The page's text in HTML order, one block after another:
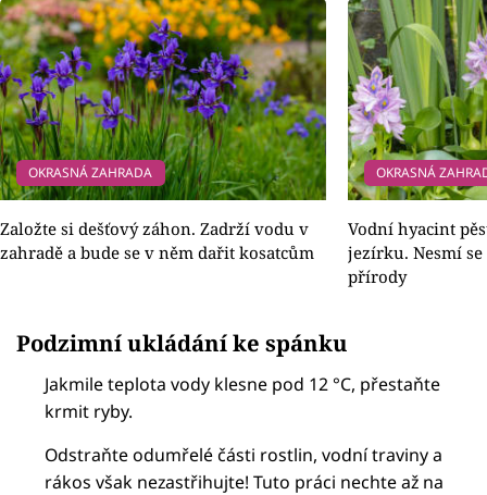
OKRASNÁ ZAHRADA
Založte si dešťový záhon. Zadrží vodu v
zahradě a bude se v něm dařit kosatcům
OKRASNÁ
Vodní hyacint
jezírku. Nesmí
přírody
Podzimní ukládání ke spánku
Jakmile teplota vody klesne pod 12 °C, přestaňte
krmit ryby.
Odstraňte odumřelé části rostlin, vodní traviny a
rákos však nezastřihujte! Tuto práci nechte až na